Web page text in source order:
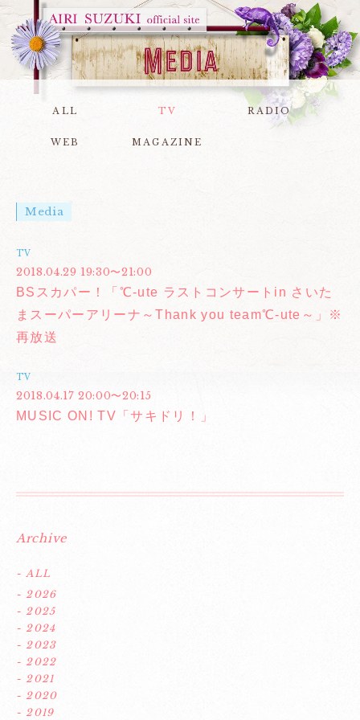
ALL TV RADIO
WEB MAGAZINE
Media
TV
2018.04.29 19:30〜21:00
BSスカパー！「℃-ute ラストコンサートin さいた
まスーパーアリーナ～Thank you team℃-ute～」※
再放送
TV
2018.04.17 20:00〜20:15
MUSIC ON! TV「サキドリ！」
Archive
- ALL
- 2026
- 2025
- 2024
- 2023
- 2022
- 2021
- 2020
- 2019